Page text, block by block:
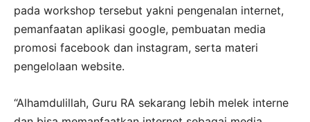
pada workshop tersebut yakni pengenalan internet,
pemanfaatan aplikasi google, pembuatan media
promosi facebook dan instagram, serta materi
pengelolaan website.
“Alhamdulillah, Guru RA sekarang lebih melek interne